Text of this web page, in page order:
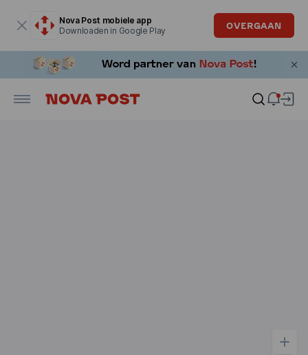
Nova Post mobiele app
Downloaden in Google Play
OVERGAAN